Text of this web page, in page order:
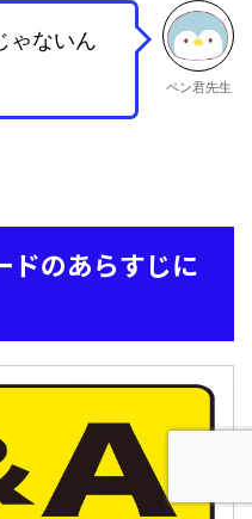
ゃないん
ペン君先生
ドのあらすじに